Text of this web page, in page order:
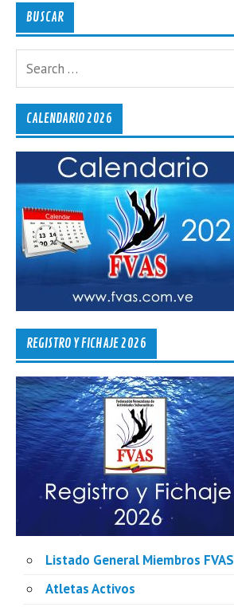
BUSCAR
CALENDARIO 2026
REGISTRO Y FICHAJE 2026
Listado General Miembros FVAS
Atletas Activos